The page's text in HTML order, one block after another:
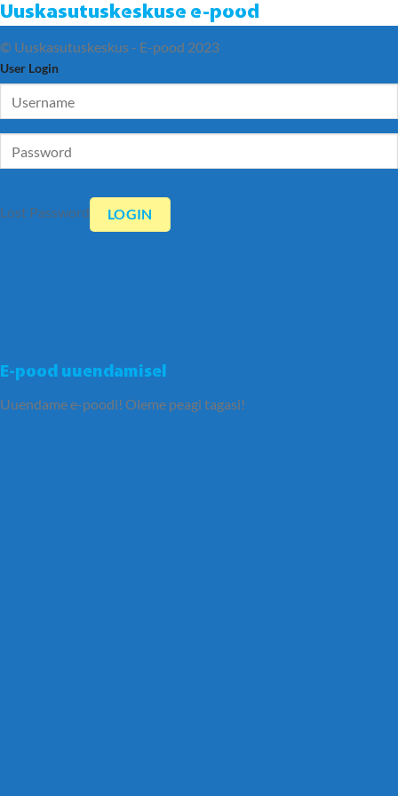
Uuskasutuskeskuse e-pood
E-pood uuendamisel
Uuendame e-poodi! Oleme peagi tagasi!
© Uuskasutuskeskus - E-pood 2023
User Login
Lost Password